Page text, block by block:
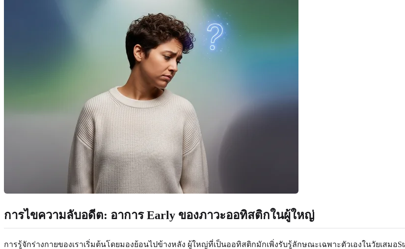
การไขความลับอดีต: อาการ Early ของภาวะออทิสติกในผู้ใหญ่
การรู้จักร่างกายของเราเริ่มต้นโดยมองย้อนไปข้างหลัง ผู้ใหญ่ที่เป็นออทิสติกมักเพิ่งรับรู้ลักษณะเฉพาะตัวเองในวัยเสม